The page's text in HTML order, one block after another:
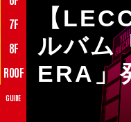
7F
8F
ROOF
GUIDE
【
ルバム
ERA」